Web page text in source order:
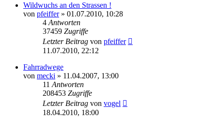
Wildwuchs an den Strassen !
von pfeiffer» 01.07.2010, 10:28
4 Antworten
37459 Zugriffe
Letzter Beitrag von pfeiffer
11.07.2010, 22:12
Fahrradwege
von mecki » 11.04.2007, 13:00
11 Antworten
208453 Zugriffe
Letzter Beitrag von vogel
18.04.2010, 18:00